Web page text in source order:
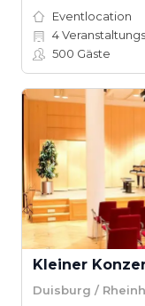
Eventlocation
4
500 Gäste
Kleiner
Duisburg /